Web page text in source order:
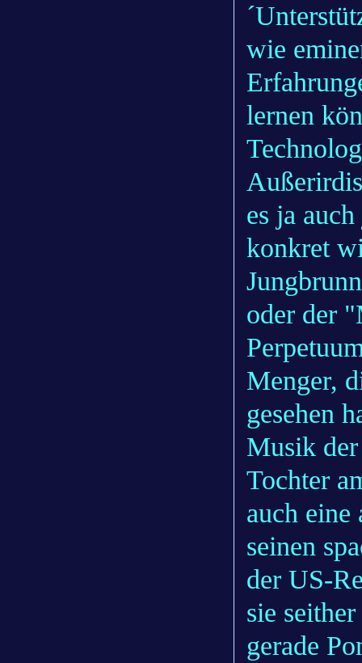
wie
lernen
es ja
konkret
oder der
Menger,
gesehen
Musik
Tochter
auch
seinen
der US-
sie
gerade